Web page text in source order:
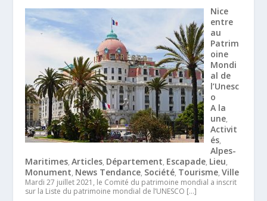
Nice
entre
au
Patrim
oine
Mondi
al de
l’Unesc
o
A la
une,
Activit
és,
Alpes-
Maritimes,Articles, Département, Escapade, Lieu,
Monument, News Tendance, Société, Tourisme,Ville
Mardi 27 juillet 2021, le Comité du patrimoine mondial a inscrit
sur la Liste du patrimoine mondial de l’UNESCO […]